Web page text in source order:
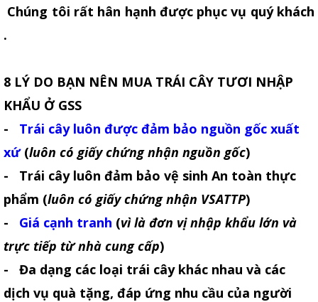
Chúng tôi rất hân hạnh được phục vụ quý khách
.
8 LÝ DO BẠN NÊN MUA TRÁI CÂY TƯƠI NHẬP
KHẨU Ở GSS
- Trái cây luôn được đảm bảo nguồn gốc xuất
xứ(luôn có giấy chứng nhận nguồn gốc)
- Trái cây luôn đảm bảo vệ sinh An toàn thực
phẩm (luôn có giấy chứng nhận VSATTP)
- Giá cạnh tranh (vì là đơn vị nhập khẩu lớn và
trực tiếp từ nhà cung cấp)
- Đa dạng các loại trái cây khác nhau và các
dịch vụ quà tặng, đáp ứng nhu cầu của người